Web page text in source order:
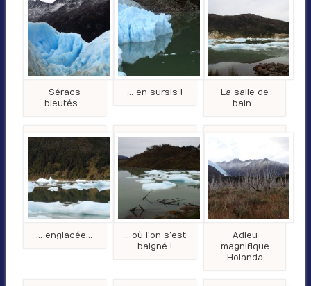
Séracs
bleutés…
… en sursis !
La salle de
bain…
… englacée…
… où l’on s’est
baigné !
Adieu
magnifique
Holanda